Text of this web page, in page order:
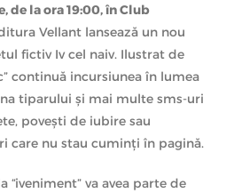
de la ora 19:00, în Club
Vellant lansează un nou
fictiv Iv cel naiv. Ilustrat de
continuă incursiunea în lumea
tiparului şi mai multe sms-uri
poveşti de iubire sau
care nu stau cuminţi în pagină.
“iveniment” va avea parte de